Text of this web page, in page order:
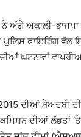
ਨੇ ਅੱਗੇ ਅਕਾਲੀ-
ਫਾਇਰਿੰਗ ਵੱਲ
ਘਟਨਾਵਾਂ
ਦੀਆਂ ਬੇਅਦਬੀ
ਦੀਆਂ ਲੱਭਤਾਂ